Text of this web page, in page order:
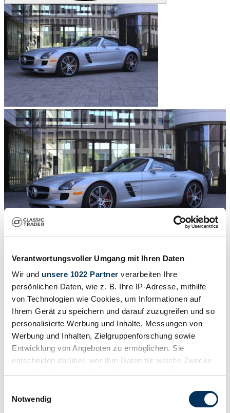
Verantwortungsvoller Umgang mit Ihren Daten
Wir und unsere 1022 Partner verarbeiten Ihre
persönlichen Daten, wie z. B. Ihre IP-Adresse, mithilfe
von Technologien wie Cookies, um Informationen auf
Ihrem Gerät zu speichern und darauf zuzugreifen und so
personalisierte Werbung und Inhalte, Messungen von
Werbung und Inhalten, Zielgruppenforschung sowie
Entwicklung von Angeboten zu ermöglichen. Sie
entscheiden darüber, wer Ihre Daten für welche Zwecke
Trigger Symbol ändern oder widerrufen
Notwendig
2012 | Mercedes-Benz SLS AMG Roadster
Just 947 miles - Mercedes-Benz SLS AMG (R197) Roadster
Prijs op aanvraag